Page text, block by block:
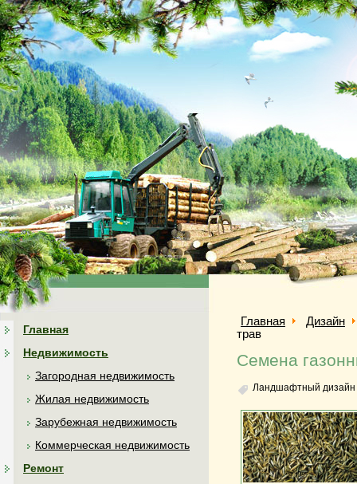
Главная
Недвижимость
Загородная недвижимость
Жилая недвижимость
Зарубежная недвижимость
Коммерческая недвижимость
Ремонт
Главная
Дизайн
трав
Семена
Ландшафтный дизайн